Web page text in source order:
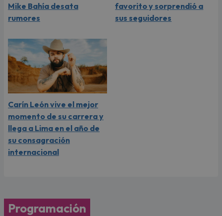
Mike Bahía desata
rumores
favorito y sorprendió a
sus seguidores
Carín León vive el mejor
momento de su carrera y
llega a Lima en el año de
su consagración
internacional
Programación